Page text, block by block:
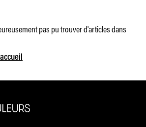
pas pu trouver d'articles dans